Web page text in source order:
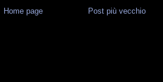
Post più vecchio
Home page